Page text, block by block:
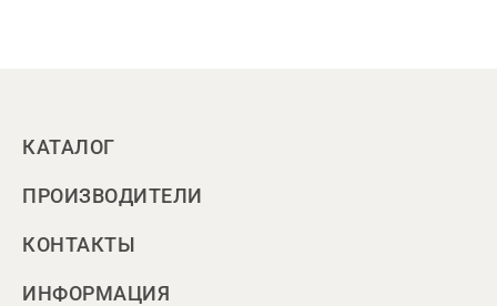
КАТАЛОГ
ПРОИЗВОДИТЕЛИ
КОНТАКТЫ
ИНФОРМАЦИЯ